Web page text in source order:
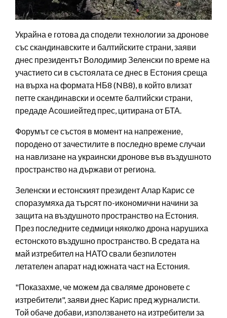
Украйна е готова да сподели технологии за дронове
със скандинавските и балтийските страни, заяви
днес президентът Володимир Зеленски по време на
участието си в състоялата се днес в Естония среща
на върха на формата НБ8 (NB8), в който влизат
петте скандинавски и осемте балтийски страни,
предаде Асошиейтед прес, цитирана от БТА.
Форумът се състоя в момент на напрежение,
породено от зачестилите в последно време случаи
на навлизане на украински дронове във въздушното
пространство на държави от региона.
Зеленски и естонският президент Алар Карис се
споразумяха да търсят по-икономични начини за
защита на въздушното пространство на Естония.
През последните седмици няколко дрона нарушиха
естонското въздушно пространство. В средата на
май изтребител на НАТО свали безпилотен
летателен апарат над южната част на Естония.
"Показахме, че можем да сваляме дроновете с
изтребители", заяви днес Карис пред журналисти.
Той обаче добави, използването на изтребители за